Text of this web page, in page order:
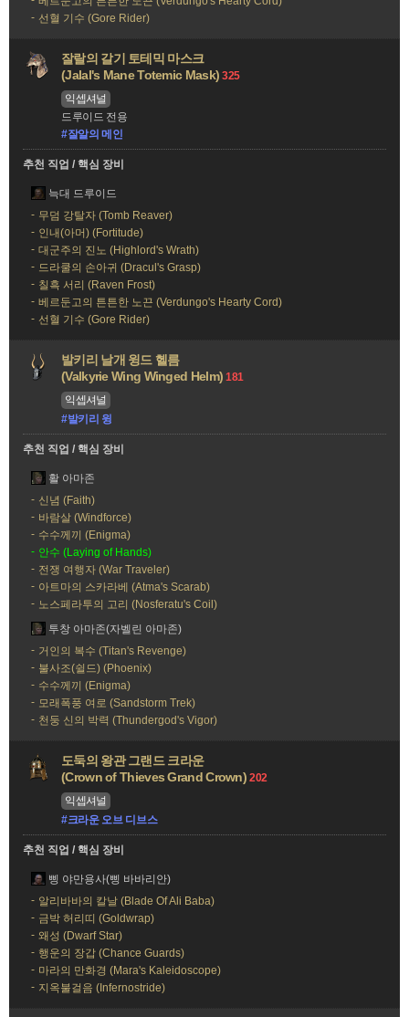
선혈 기수 (Gore Rider)
잘랄의 갈기 토테믹 마스크
(Jalal's Mane Totemic Mask)325
익셉셔널
드루이드 전용
#잘알의 메인
추천 직업 / 핵심 장비
늑대 드루이드
무덤 강탈자 (Tomb Reaver)
인내(아머) (Fortitude)
대군주의 진노 (Highlord's Wrath)
드라쿨의 손아귀 (Dracul's Grasp)
칠흑 서리 (Raven Frost)
베르둔고의 튼튼한 노끈 (Verdungo's Hearty Cord)
선혈 기수 (Gore Rider)
발키리 날개 윙드 헬름
(Valkyrie Wing Winged Helm)181
익셉셔널
#발키리 윙
추천 직업 / 핵심 장비
활 아마존
신념 (Faith)
바람살 (Windforce)
수수께끼 (Enigma)
안수 (Laying of Hands)
전쟁 여행자 (War Traveler)
아트마의 스카라베 (Atma's Scarab)
노스페라투의 고리 (Nosferatu's Coil)
투창 아마존(자벨린 아마존)
거인의 복수 (Titan's Revenge)
불사조(쉴드) (Phoenix)
수수께끼 (Enigma)
모래폭풍 여로 (Sandstorm Trek)
천둥 신의 박력 (Thundergod's Vigor)
도둑의 왕관 그랜드 크라운
(Crown of Thieves Grand Crown)202
익셉셔널
#크라운 오브 디브스
추천 직업 / 핵심 장비
삥 야만용사(삥 바바리안)
알리바바의 칼날 (Blade Of Ali Baba)
금박 허리띠 (Goldwrap)
왜성 (Dwarf Star)
행운의 장갑 (Chance Guards)
마라의 만화경 (Mara's Kaleidoscope)
지옥불걸음 (Infernostride)